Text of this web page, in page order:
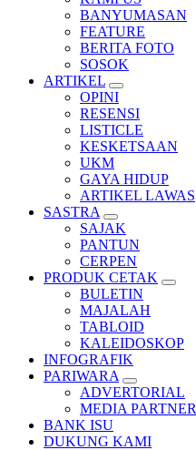
BANYUMASAN
FEATURE
BERITA FOTO
SOSOK
ARTIKEL
OPINI
RESENSI
LISTICLE
KESKETSAAN
UKM
GAYA HIDUP
ARTIKEL LAWAS
SASTRA
SAJAK
PANTUN
CERPEN
PRODUK CETAK
BULETIN
MAJALAH
TABLOID
KALEIDOSKOP
INFOGRAFIK
PARIWARA
ADVERTORIAL
MEDIA PARTNER
BANK ISU
DUKUNG KAMI